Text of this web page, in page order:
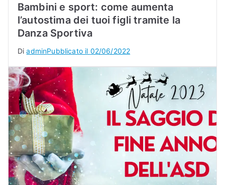
Bambini e sport: come aumenta
l’autostima dei tuoi figli tramite la
Danza Sportiva
DiadminPubblicato il 02/06/2022